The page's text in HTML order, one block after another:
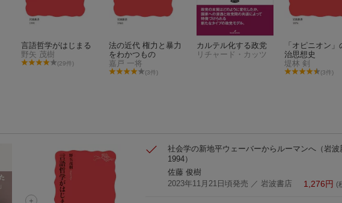
言語哲学がはじまる
野矢 茂樹
(29件)
法の近代 権力と暴力
をわかつもの
嘉戸 一将
(3件)
カルテル化する政党
リチャード・カッツ
「オピニオン」
治思想史
堤林 剣
(3件)
社会学の新地平ウェーバーからルーマンへ（岩
1994）
佐藤 俊樹
2023年11月21日頃発売 ／ 岩波書店 1,276円 (